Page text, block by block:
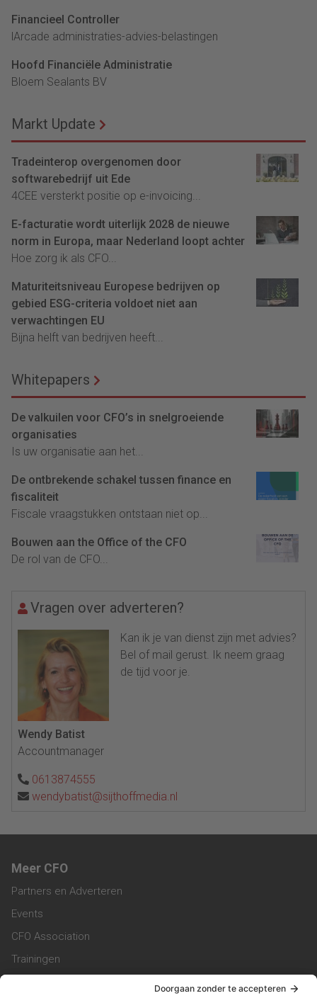
Financieel Controller
lArcade administraties-advies-belastingen
Hoofd Financiële Administratie
Bloem Sealants BV
Markt Update
Tradeinterop overgenomen door
softwarebedrijf uit Ede
4CEE versterkt positie op e-invoicing...
E-facturatie wordt uiterlijk 2028 de nieuwe
norm in Europa, maar Nederland loopt achter
Hoe zorg ik als CFO...
Maturiteitsniveau Europese bedrijven op
gebied ESG-criteria voldoet niet aan
verwachtingen EU
Bijna helft van bedrijven heeft...
Whitepapers
De valkuilen voor CFO’s in snelgroeiende
organisaties
Is uw organisatie aan het...
De ontbrekende schakel tussen finance en
fiscaliteit
Fiscale vraagstukken ontstaan niet op...
Bouwen aan the Office of the CFO
De rol van de CFO...
Vragen over adverteren?
Kan ik je van dienst zijn met advies?
Bel of mail gerust. Ik neem graag
de tijd voor je.
Wendy Batist
Accountmanager
0613874555
wendybatist@sijthoffmedia.nl
Meer CFO
Partners en Adverteren
Events
CFO Association
Trainingen